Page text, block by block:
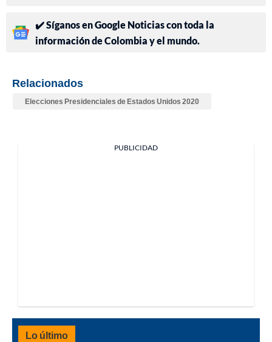
✔️ Síganos en Google Noticias con toda la
información de Colombia y el mundo.
Relacionados
Elecciones Presidenciales de Estados Unidos 2020
PUBLICIDAD
Lo último